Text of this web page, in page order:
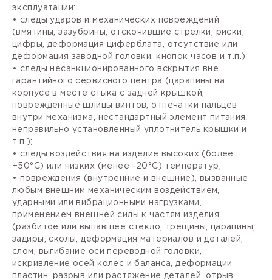
эксплуатации:
• следы ударов и механических повреждений
(вмятины, зазубрины, отскочившие стрелки, риски,
цифры, деформация циферблата, отсутствие или
деформация заводной головки, кнопок часов и т.п.);
• следы несанкционированного вскрытия вне
гарантийного сервисного центра (царапины на
корпусе в месте стыка с задней крышкой,
поврежденные шлицы винтов, отпечатки пальцев
внутри механизма, нестандартный элемент питания,
неправильно установленный уплотнитель крышки и
т.п.);
• следы воздействия на изделие высоких (более
+50°С) или низких (менее -20°С) температур;
• повреждения (внутренние и внешние), вызванные
любым внешним механическим воздействием,
ударными или вибрационными нагрузками,
применением внешней силы к частям изделия
(разбитое или выпавшее стекло, трещины, царапины,
задиры, сколы, деформация материалов и деталей,
слом, выгибание оси переводной головки,
искривление осей колес и баланса, деформации
пластин, разрыв или растяжение деталей, отрыв